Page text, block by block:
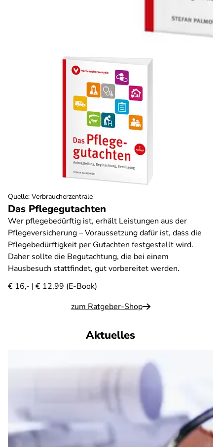
Das Pflegegutachten
Wer pflegebedürftig ist, erhält Leistungen aus der
Pflegeversicherung – Voraussetzung dafür ist, dass die
Pflegebedürftigkeit per Gutachten festgestellt wird.
Daher sollte die Begutachtung, die bei einem
Hausbesuch stattfindet, gut vorbereitet werden.
€ 16,- | € 12,99 (E-Book)
zum Ratgeber-Shop
Quelle: Verbraucherzentrale
Aktuelles